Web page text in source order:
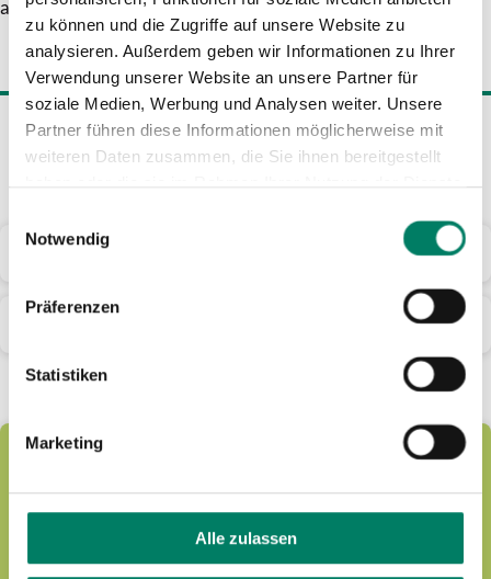
zu können und die Zugriffe auf unsere Website zu
analysieren. Außerdem geben wir Informationen zu Ihrer
Verwendung unserer Website an unsere Partner für
soziale Medien, Werbung und Analysen weiter. Unsere
Partner führen diese Informationen möglicherweise mit
weiteren Daten zusammen, die Sie ihnen bereitgestellt
Notwendig
Präferenzen
Statistiken
Marketing
Alle zulassen
an den Ticketautomaten der Verkehrsunternehmen.
Mehr Informationen
Geltungsdauer und Gültigkeitsbereich
FerienTicket NRW
In den Schulferien zu Hause abhängen? Von wegen!
Ferienzeit bedeutet, unterwegs zu sein, Freunde zu
treffen und Abenteuer zu erleben – am besten jenseits
der eigenen Haustür. DasFerienTicket NRWist das